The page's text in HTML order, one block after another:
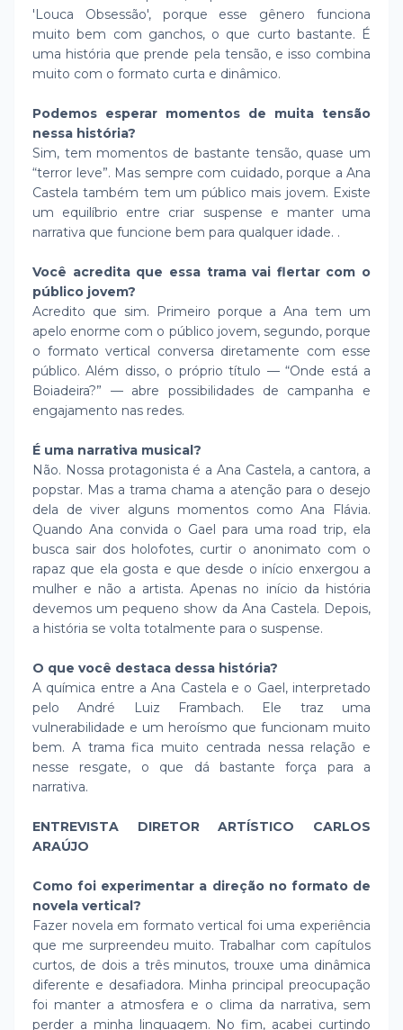
'Louca Obsessão', porque esse gênero funciona
muito bem com ganchos, o que curto bastante. É
uma história que prende pela tensão, e isso combina
muito com o formato curta e dinâmico.
Podemos esperar momentos de muita tensão
nessa história?
Sim, tem momentos de bastante tensão, quase um
“terror leve”. Mas sempre com cuidado, porque a Ana
Castela também tem um público mais jovem. Existe
um equilíbrio entre criar suspense e manter uma
narrativa que funcione bem para qualquer idade. .
Você acredita que essa trama vai flertar com o
público jovem?
Acredito que sim. Primeiro porque a Ana ​tem um
apelo enorme com o público jovem, segundo, porque
o formato vertical conversa diretamente com esse
público. Além disso, o próprio título — “Onde está a
Boiadeira?” — abre possibilidades de campanha e
engajamento nas redes.
É uma narrativa musical?
Não. Nossa protagonista é a Ana Castela, a cantora, a
popstar. Mas a trama chama a atenção para o desejo
dela de viver alguns momentos como Ana Flávia.
Quando Ana convida o Gael para uma road trip, ela
busca sair dos holofotes, curtir o anonimato com o
rapaz que ela gosta e que desde o início enxergou a
mulher e não a artista. Apenas no início da história
devemos um pequeno show da Ana Castela. Depois,
a história se volta totalmente para o suspense.
O que você destaca dessa história?
A química entre a Ana Castela e o Gael, interpretado
pelo André Luiz Frambach. Ele traz uma
vulnerabilidade e um heroísmo que funcionam muito
bem. A trama fica muito centrada nessa relação e
nesse resgate, o que dá bastante força para a
narrativa.
ENTREVISTA DIRETOR ARTÍSTICO CARLOS
ARAÚJO
Como foi experimentar a direção no formato de
novela vertical?
Fazer novela em formato vertical foi uma experiência
que me surpreendeu muito. Trabalhar com capítulos
curtos, de dois a três minutos, trouxe uma dinâmica
diferente e desafiadora. Minha principal preocupação
foi manter a atmosfera e o clima da narrativa, sem
perder a minha linguagem. No fim, acabei curtindo